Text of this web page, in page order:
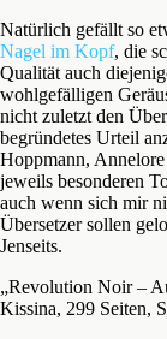
Natürlich gefällt so
Nagel im Kopf, die
Qualität auch
wohlgefälligen
nicht zuletzt den
begründetes Urteil
Hoppmann,
jeweils besonderen
auch wenn sich mir
Übersetzer sollen
Jenseits.
„Revolution Noir –
Kissina, 299 Seiten,